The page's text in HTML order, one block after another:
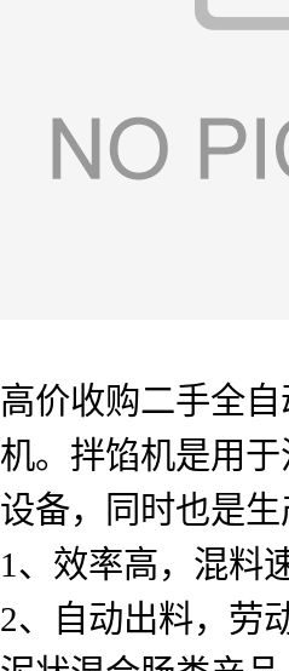
高价收购二手全
机。拌馅机是用
设备，同时也是
1、效率高，混料
2、自动出料，劳